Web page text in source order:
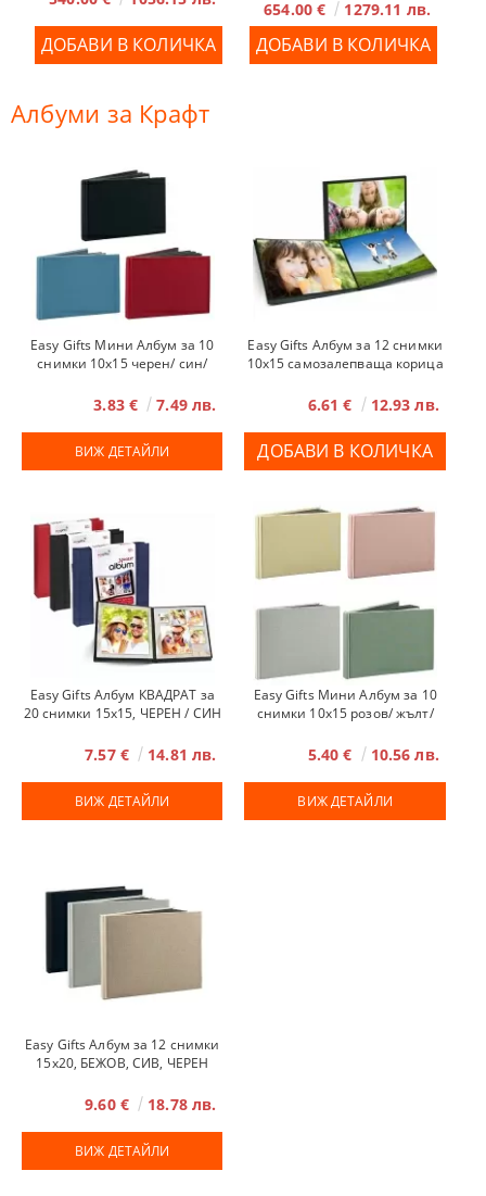
654.00 € 1279.11 лв.
Албуми за Крафт
Easy Gifts Мини Албум за 10
снимки 10x15 черен/ син/
3.83 € 7.49 лв.
ВИЖ ДЕТАЙЛИ
Easy Gifts Албум за 12 снимки
10x15 самозалепваща корица
6.61 € 12.93 лв.
Easy Gifts Албум КВАДРАТ за
20 снимки 15x15, ЧЕРЕН / СИН
7.57 € 14.81 лв.
ВИЖ ДЕТАЙЛИ
Easy Gifts Мини Албум за 10
снимки 10x15 розов/ жълт/
5.40 € 10.56 лв.
ВИЖ ДЕТАЙЛИ
Easy Gifts Албум за 12 снимки
15x20, БЕЖОВ, СИВ, ЧЕРЕН
9.60 € 18.78 лв.
ВИЖ ДЕТАЙЛИ